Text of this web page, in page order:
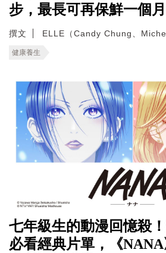
步，最長可再保鮮一個月
撰文 ELLE（Candy Chung、
健康養生
七年級生的動漫回憶殺
必看經典片單，《